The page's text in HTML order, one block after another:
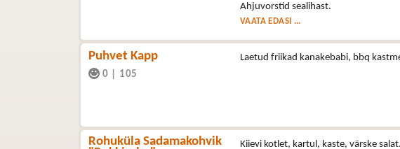
Ahjuvorstid sealihast.
VAATA EDASI ...
Puhvet Kapp
0 105
Laetud friikad kanakebabi, bbq
Rohuküla Sadamakohvik
Kiievi kotlet, kartul, kaste, värske salat.